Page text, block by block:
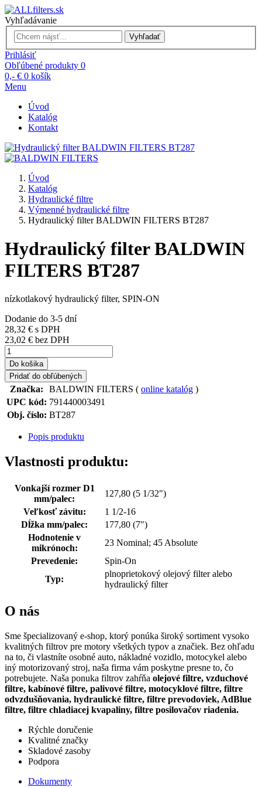
Vyhľadávanie
Vyhľadať
Prihlásiť
Obľúbené produkty 0
0,- € 0 košík
Menu
Úvod
Katalóg
Kontakt
Úvod
Katalóg
Hydraulické filtre
Výmenné hydraulické filtre
Hydraulický filter BALDWIN FILTERS BT287
Hydraulický filter BALDWIN
FILTERS BT287
nízkotlakový hydraulický filter, SPIN-ON
Dodanie do 3-5 dní
28,32 € s DPH
23,02 € bez DPH
Do košika
Pridať do obľúbených
Značka: BALDWIN FILTERS ( online katalóg )
UPC kód: 791440003491
Obj. číslo: BT287
Popis produktu
Vlastnosti produktu:
Vonkajší rozmer D1
mm/palec:
127,80 (5 1/32")
Veľkosť závitu:
1 1/2-16
Dĺžka mm/palec:
177,80 (7")
Hodnotenie v
mikrónoch:
23 Nominal; 45 Absolute
Prevedenie:
Spin-On
Typ:
plnoprietokový olejový filter alebo
hydraulický filter
O nás
Sme špecializovaný e-shop, ktorý ponúka široký sortiment vysoko
kvalitných filtrov pre motory všetkých typov a značiek. Bez ohľadu
na to, či vlastníte osobné auto, nákladné vozidlo, motocykel alebo
iný motorizovaný stroj, naša firma vám poskytne presne to, čo
potrebujete. Naša ponuka filtrov zahŕňa olejové filtre, vzduchové
filtre, kabínové filtre, palivové filtre, motocyklové filtre, filtre
odvzdušňovania, hydraulické filtre, filtre prevodoviek, AdBlue
filtre, filtre chladiacej kvapaliny, filtre posilovačov riadenia.
Rýchle doručenie
Kvalitné značky
Skladové zasoby
Podpora
Dokumenty